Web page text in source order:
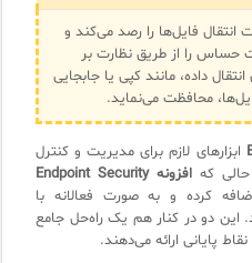
انتقال فایل‌ها را رصد می‌کند و
حساس را از طریق نظارت بر
داده، مانند کپی یا جابجایی
محافظت می‌نماید.
ابزارهای لازم برای مدیریت و کنترل
که افزونه Endpoint Security
کرده و به صورت فعالانه با
این دو در کنار هم یک راه‌حل جامع
پایانی ارائه می‌دهند.